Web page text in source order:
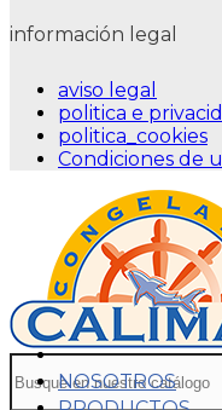
información legal
aviso legal
politica e
politica_cookies
Condiciones de
NOSOTROS